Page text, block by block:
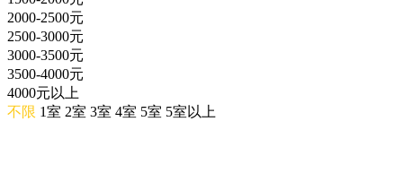
2000-2500元
2500-3000元
3000-3500元
3500-4000元
4000元以上
不限 1室 2室 3室 4室 5室 5室以上